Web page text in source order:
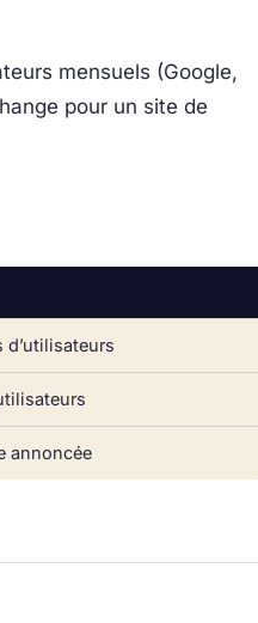
mensuels (Google,
pour un site de
d’utilisateurs
annoncée